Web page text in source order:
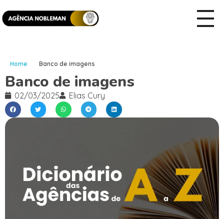
Home Banco de imagens
Banco de imagens
02/03/2025 Elias Cury